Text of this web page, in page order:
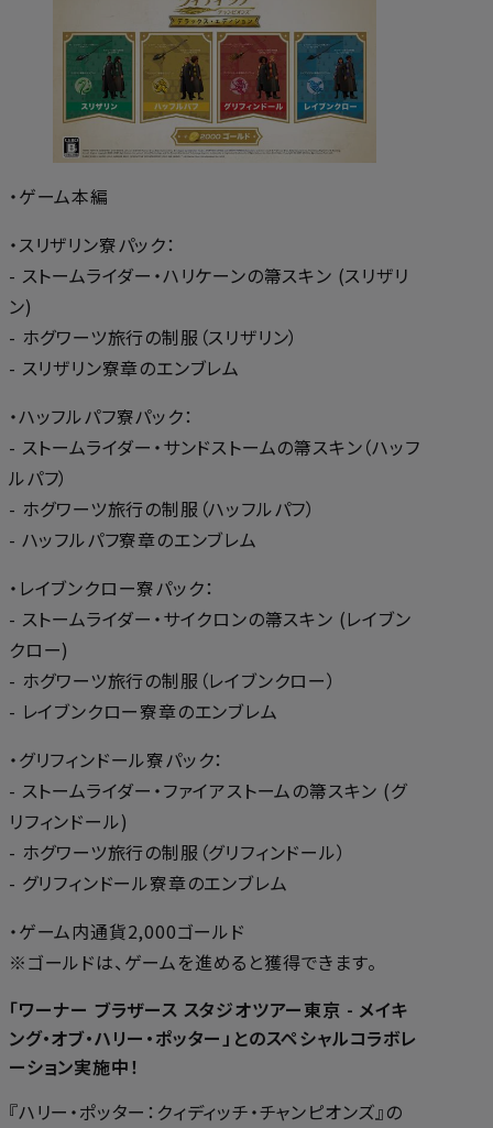
・ゲーム本編
・スリザリン寮パック：
- ストームライダー・ハリケーンの箒スキン (スリザリ
ン)
- ホグワーツ旅行の制服（スリザリン）
- スリザリン寮章のエンブレム
・ハッフルパフ寮パック：
- ストームライダー・サンドストームの箒スキン（ハッフ
ルパフ）
- ホグワーツ旅行の制服（ハッフルパフ）
- ハッフルパフ寮章のエンブレム
・レイブンクロー寮パック：
- ストームライダー・サイクロンの箒スキン (レイブン
クロー)
- ホグワーツ旅行の制服（レイブンクロー）
- レイブンクロー寮章のエンブレム
・グリフィンドール寮パック：
- ストームライダー・ファイアストームの箒スキン (グ
リフィンドール)
- ホグワーツ旅行の制服（グリフィンドール）
- グリフィンドール寮章のエンブレム
・ゲーム内通貨2,000ゴールド
※ゴールドは、ゲームを進めると獲得できます。
「ワーナー ブラザース スタジオツアー東京 - メイキ
ング・オブ・ハリー・ポッター」とのスペシャルコラボレ
ーション実施中！
『ハリー・ポッター：クィディッチ・チャンピオンズ』の